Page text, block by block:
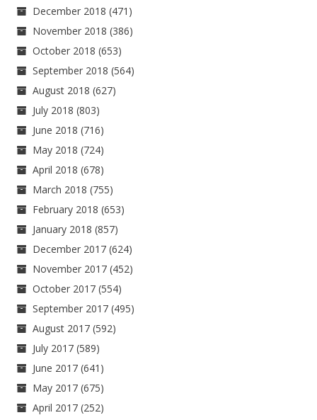
December 2018 (471)
November 2018 (386)
October 2018 (653)
September 2018 (564)
August 2018 (627)
July 2018 (803)
June 2018 (716)
May 2018 (724)
April 2018 (678)
March 2018 (755)
February 2018 (653)
January 2018 (857)
December 2017 (624)
November 2017 (452)
October 2017 (554)
September 2017 (495)
August 2017 (592)
July 2017 (589)
June 2017 (641)
May 2017 (675)
April 2017 (252)